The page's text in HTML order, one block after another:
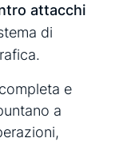
attacchi
di
e
a